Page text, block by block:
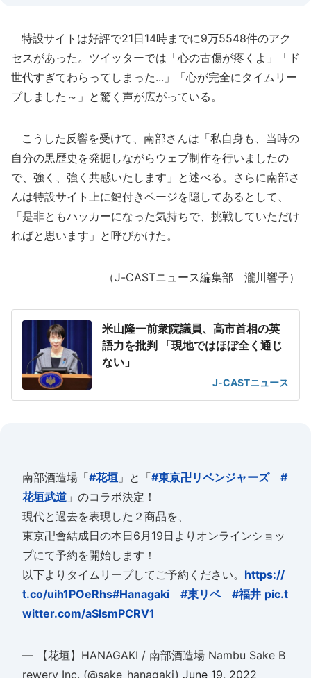
特設サイトは好評で21日14時までに9万5548件のアク
セスがあった。ツイッターでは「心の古傷が疼くよ」「ド
世代すぎてわらってしまった...」「心が完全にタイムリー
プしました～」と驚く声が広がっている。
こうした反響を受けて、南部さんは「私自身も、当時の
自分の黒歴史を発掘しながらウェブ制作を行いましたの
で、強く、強く共感いたします」と述べる。さらに南部さ
んは特設サイト上に鍵付きページを隠してあるとして、
「是非ともハッカーになった気持ちで、挑戦していただけ
ればと思います」と呼びかけた。
（J-CASTニュース編集部 瀧川響子）
米山隆一前衆院議員、高市首相の英
語力を批判 「現地ではほぼ全く通じ
ない」
J-CASTニュース
南部酒造場「#花垣 」と「#東京卍リベンジャーズ
#
花垣武道 」のコラボ決定！
現代と過去を表現した２商品を、
東京卍會結成日の本日6月19日よりオンラインショッ
プにて予約を開始します！
以下よりタイムリープしてご予約ください。 https://
t.co/uih1POeRhs#Hanagaki #東リベ #福井 pic.t
witter.com/aSlsmPCRV1
— 【花垣】HANAGAKI / 南部酒造場 Nambu Sake B
rewery Inc. (@sake_hanagaki) June 19, 2022